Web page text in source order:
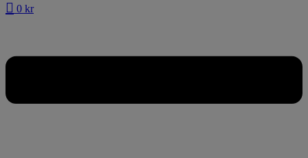
0 kr